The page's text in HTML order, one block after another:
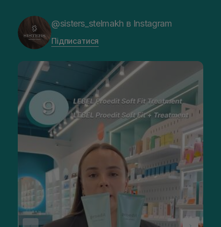
@sisters_stelmakh в Instagram
Підписатися